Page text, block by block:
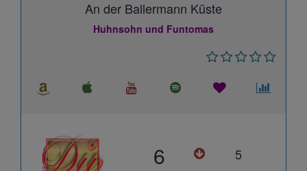
An der Ballermann Küste
Huhnsohn und Funtomas
6 5